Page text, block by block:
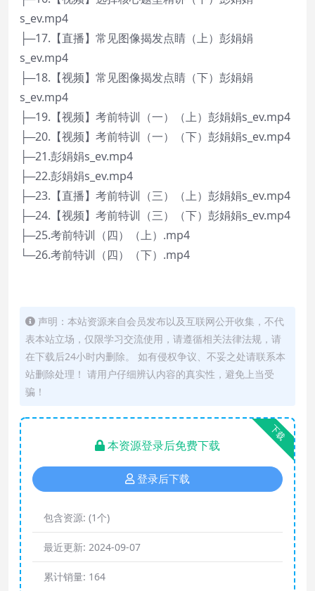
s_ev.mp4
├─17.【直播】常见图像揭发点睛（上）彭娟娟
s_ev.mp4
├─18.【视频】常见图像揭发点睛（下）彭娟娟
s_ev.mp4
├─19.【视频】考前特训（一）（上）彭娟娟s_ev.mp4
├─20.【视频】考前特训（一）（下）彭娟娟s_ev.mp4
├─21.彭娟娟s_ev.mp4
├─22.彭娟娟s_ev.mp4
├─23.【直播】考前特训（三）（上）彭娟娟s_ev.mp4
├─24.【视频】考前特训（三）（下）彭娟娟s_ev.mp4
├─25.考前特训（四）（上）.mp4
└─26.考前特训（四）（下）.mp4
声明：本站资源来自会员发布以及互联网公开收集，不代
表本站立场，仅限学习交流使用，请遵循相关法律法规，请
在下载后24小时内删除。 如有侵权争议、不妥之处请联系本
站删除处理！ 请用户仔细辨认内容的真实性，避免上当受
骗！
下载
本资源登录后免费下载
登录后下载
包含资源: (1个)
最近更新: 2024-09-07
累计销量: 164